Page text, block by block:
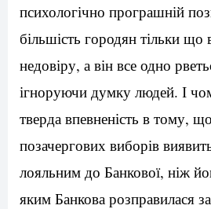
психологічно програшній
більшість городян тільки що
недовіру, а він все одно
ігноруючи думку людей. І
тверда впевненість в тому,
позачергових виборів
лояльним до Банкової, ніж
яким Банкова розправилася